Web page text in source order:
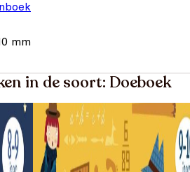
mm
in de soort: Doeboek